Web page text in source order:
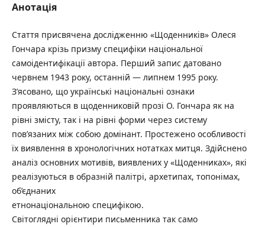
Анотація
Стаття присвячена дослідженню «Щоденників» Олеся
Гончара крізь призму специфіки національної
самоідентифікації автора. Перший запис датовано
червнем 1943 року, останній — липнем 1995 року.
З’ясовано, що українські національні ознаки
проявляються в щоденниковій прозі О. Гончара як на
рівні змісту, так і на рівні форми через систему
пов’язаних між собою домінант. Простежено особливості
їх виявлення в хронологічних нотатках митця. Здійснено
аналіз основних мотивів, виявлених у «Щоденниках», які
реалізуються в образній палітрі, архетипах, топонімах,
об’єднаних
етнонаціональною специфікою.
Світоглядні орієнтири письменника так само